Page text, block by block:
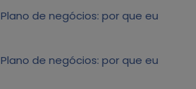
Plano de negócios: por que eu
Plano de negócios: por que eu